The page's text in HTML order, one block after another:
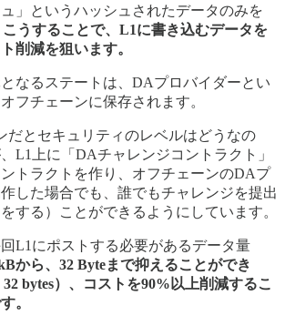
」というハッシュされたデータのみを
こうすることで、L1に書き込むデータを
削減を狙います。
なるステートは、DAプロバイダーとい
フチェーンに保存されます。
だとセキュリティのレベルはどうなの
L1上に「DAチャレンジコントラクト」
トラクトを作り、オフチェーンのDAプ
した場合でも、誰でもチャレンジを提出
する）ことができるようにしています。
L1にポストする必要があるデータ量
から、32 Byteまで抑えることができ
32 bytes）、コストを90%以上削減するこ
。